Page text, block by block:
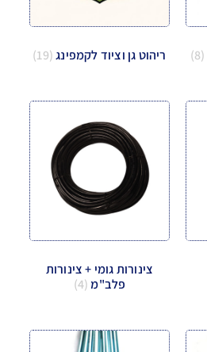
(8) ריהוט גן וציוד לקמפינג(19)
צינורות גומי + צינורות
פלב"מ (4)